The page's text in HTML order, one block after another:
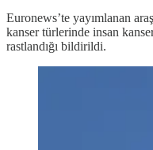
Euronews’te yayımlanan
kanser türlerinde insan
rastlandığı bildirildi.